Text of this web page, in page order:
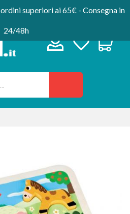
superiori ai 65€ - Consegna in
24/48h